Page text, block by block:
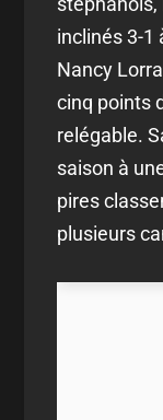
inclinés 3-1
Nancy
cinq points
relégable.
saison à
pires
plusieurs